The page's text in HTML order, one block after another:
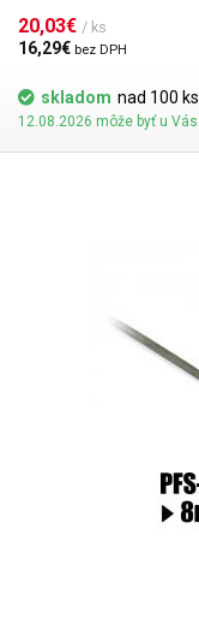
20,03€ / ks
16,29€ bez DPH
skladom nad 100 ks
12.08.2026 môže byť u Vás